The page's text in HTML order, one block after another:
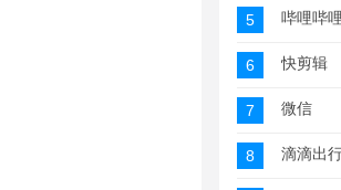
5 哔哩哔哩
6 快剪辑
7 微信
8 滴滴出